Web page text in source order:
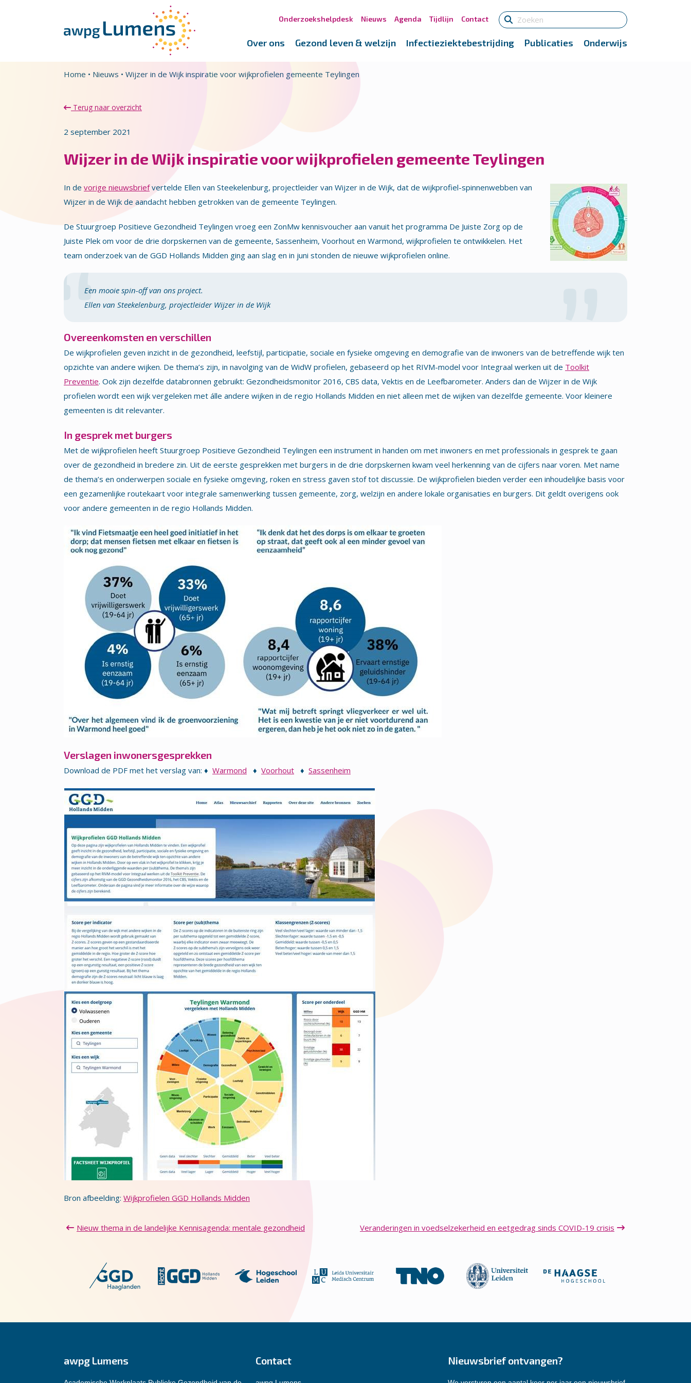
Onderzoekshelpdesk Nieuws Agenda Tijdlijn Contact
Over ons Gezond leven & welzijn Infectieziektebestrijding Publicaties Onderwijs
Home • Nieuws • Wijzer in de Wijk inspiratie voor wijkprofielen gemeente Teylingen
Terug naar overzicht
2 september 2021
Wijzer in de Wijk inspiratie voor wijkprofielen gemeente Teylingen
In de vorige nieuwsbriefvertelde Ellen van Steekelenburg, projectleider van Wijzer in de Wijk, dat de wijkprofiel-spinnenwebben van
Wijzer in de Wijk de aandacht hebben getrokken van de gemeente Teylingen.
De Stuurgroep Positieve Gezondheid Teylingen vroeg een ZonMw kennisvoucher aan vanuit het programma De Juiste Zorg op de
Juiste Plek om voor de drie dorpskernen van de gemeente, Sassenheim, Voorhout en Warmond, wijkprofielen te ontwikkelen. Het
team onderzoek van de GGD Hollands Midden ging aan slag en in juni stonden de nieuwe wijkprofielen online.
Een mooie spin-off van ons project.
Ellen van Steekelenburg, projectleider Wijzer in de Wijk
Overeenkomsten en verschillen
De wijkprofielen geven inzicht in de gezondheid, leefstijl, participatie, sociale en fysieke omgeving en demografie van de inwoners van de betreffende wijk ten
opzichte van andere wijken. De thema’s zijn, in navolging van de WidW profielen, gebaseerd op het RIVM-model voor Integraal werken uit de Toolkit
Preventie. Ook zijn dezelfde databronnen gebruikt: Gezondheidsmonitor 2016, CBS data, Vektis en de Leefbarometer. Anders dan de Wijzer in de Wijk
profielen wordt een wijk vergeleken met álle andere wijken in de regio Hollands Midden en niet alleen met de wijken van dezelfde gemeente. Voor kleinere
gemeenten is dit relevanter.
In gesprek met burgers
Met de wijkprofielen heeft Stuurgroep Positieve Gezondheid Teylingen een instrument in handen om met inwoners en met professionals in gesprek te gaan
over de gezondheid in bredere zin. Uit de eerste gesprekken met burgers in de drie dorpskernen kwam veel herkenning van de cijfers naar voren. Met name
de thema’s en onderwerpen sociale en fysieke omgeving, roken en stress gaven stof tot discussie. De wijkprofielen bieden verder een inhoudelijke basis voor
een gezamenlijke routekaart voor integrale samenwerking tussen gemeente, zorg, welzijn en andere lokale organisaties en burgers. Dit geldt overigens ook
voor andere gemeenten in de regio Hollands Midden.
Verslagen inwonersgesprekken
Download de PDF met het verslag van: ♦ Warmond ♦ Voorhout ♦ Sassenheim
Bron afbeelding: Wijkprofielen GGD Hollands Midden
Nieuw thema in de landelijke Kennisagenda: mentale gezondheid Veranderingen in voedselzekerheid en eetgedrag sinds COVID-19 crisis
awpg Lumens Contact Nieuwsbrief ontvangen?